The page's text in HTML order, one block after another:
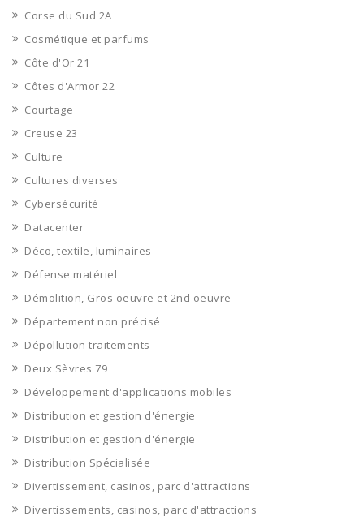
Corse du Sud 2A
Cosmétique et parfums
Côte d'Or 21
Côtes d'Armor 22
Courtage
Creuse 23
Culture
Cultures diverses
Cybersécurité
Datacenter
Déco, textile, luminaires
Défense matériel
Démolition, Gros oeuvre et 2nd oeuvre
Département non précisé
Dépollution traitements
Deux Sèvres 79
Développement d'applications mobiles
Distribution et gestion d'énergie
Distribution et gestion d'énergie
Distribution Spécialisée
Divertissement, casinos, parc d'attractions
Divertissements, casinos, parc d'attractions